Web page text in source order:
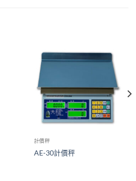
計價秤
AE-30計價秤